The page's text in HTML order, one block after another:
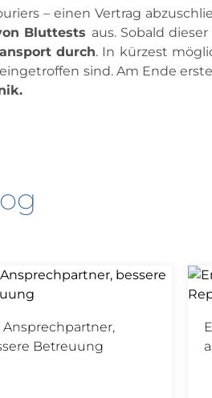
– einen Vertrag
Bluttests aus. Sobald
durch. In kürzest
sind. Am Ende
Ansprechpartner,
Betreuung